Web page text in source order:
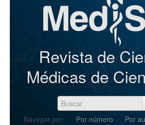
Iniciar sesión
Registrarse
Revista de
Médicas de
Navegar por: Por número Por